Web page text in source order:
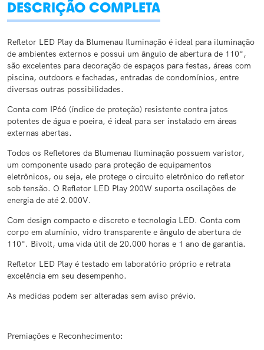
DESCRIÇÃO COMPLETA
Refletor LED Play da Blumenau Iluminação é ideal para iluminação
de ambientes externos e possui um ângulo de abertura de 110°,
são excelentes para decoração de espaços para festas, áreas com
piscina, outdoors e fachadas, entradas de condomínios, entre
diversas outras possibilidades.
Conta com IP66 (índice de proteção) resistente contra jatos
potentes de água e poeira, é ideal para ser instalado em áreas
externas abertas.
Todos os Refletores da Blumenau Iluminação possuem varistor,
um componente usado para proteção de equipamentos
eletrônicos, ou seja, ele protege o circuito eletrônico do refletor
sob tensão. O Refletor LED Play 200W suporta oscilações de
energia de até 2.000V.
Com design compacto e discreto e tecnologia LED. Conta com
corpo em alumínio, vidro transparente e ângulo de abertura de
110°. Bivolt, uma vida útil de 20.000 horas e 1 ano de garantia.
Refletor LED Play é testado em laboratório próprio e retrata
excelência em seu desempenho.
As medidas podem ser alteradas sem aviso prévio.
Premiações e Reconhecimento: